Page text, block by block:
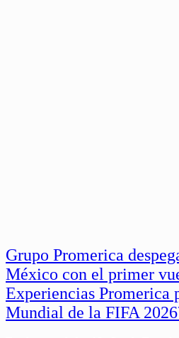
Grupo Promerica
México con el primer
Experiencias Promerica
Mundial de la FIFA